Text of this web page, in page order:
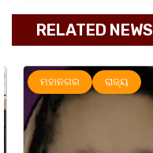
RELATED NEWS
ମହାନଗର ରାଜ୍ୟ